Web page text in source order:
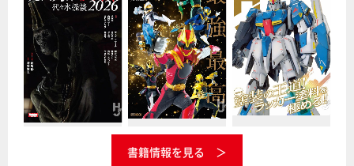
書籍情報を見る